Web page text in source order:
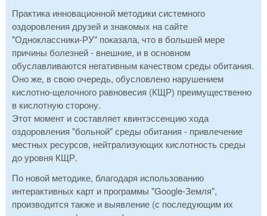
Практика инновационной методики системного
оздоровления друзей и знакомых на сайте
"Одноклассники-РУ" показала, что в большей мере
причины болезней - внешние, и в основном
обуславливаются негативным качеством среды обитания.
Оно же, в свою очередь, обусловлено нарушением
кислотно-щелочного равновесия (КЩР) преимущественно
в кислотную сторону.
Этот момент и составляет квинтэссенцию хода
оздоровления "больной" среды обитания - привлечение
местных ресурсов, нейтрализующих кислотность среды
до уровня КЩР.
По новой методике, благодаря использованию
интерактивных карт и программы "Google-Земля",
производится также и выявление (с последующим их